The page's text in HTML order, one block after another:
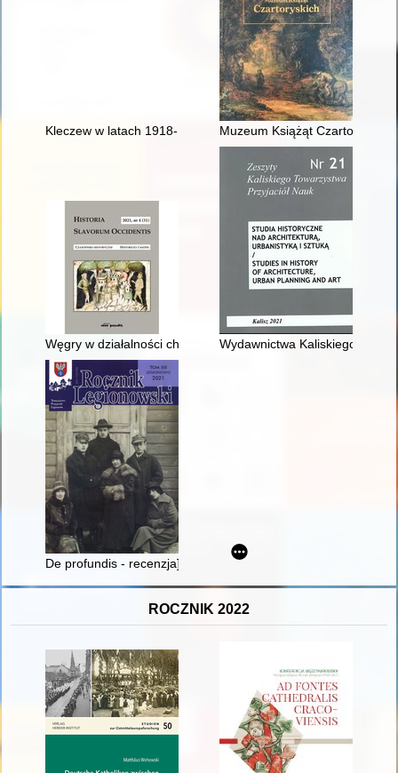
Kleczew w latach 1918-1939 : społeczeństwo, gospodarka,
Muzeum Książąt Czartoryskich
Węgry w działalności chorwackiego ruchu ustaszy (1929-1934)
Wydawnictwa Kaliskiego
De profundis - recenzja]
ROCZNIK 2022